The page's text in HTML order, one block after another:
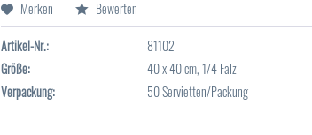
Merken
Bewerten
Artikel-Nr.:
81102
Größe:
40 x 40 cm, 1/4 Falz
Verpackung:
50 Servietten/Packung